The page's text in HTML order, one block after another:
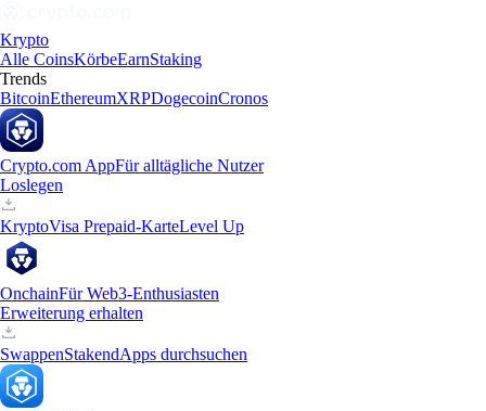
Krypto
Alle CoinsKörbeEarnStaking
Trends
BitcoinEthereumXRPDogecoinCronos
Crypto.com AppFür alltägliche Nutzer
Loslegen
KryptoVisa Prepaid-KarteLevel Up
OnchainFür Web3-Enthusiasten
Erweiterung erhalten
SwappenStakendApps durchsuchen